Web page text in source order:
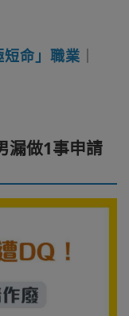
命」職業
漏做1事申請